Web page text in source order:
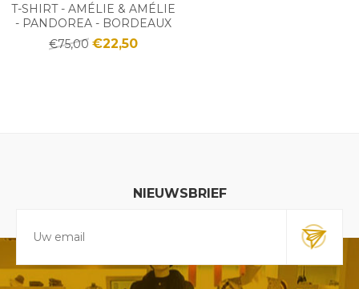
T-SHIRT - AMÉLIE & AMÉLIE
- PANDOREA - BORDEAUX
€75,00 €22,50
NIEUWSBRIEF